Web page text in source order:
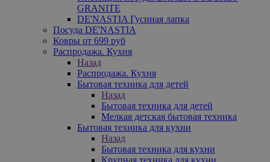
GRANITE
DE'NASTIA Гусиная лапка
Посуда DE'NASTIA
Ковры от 699 руб
Распродажа. Кухня
Назад
Распродажа. Кухня
Бытовая техника для детей
Назад
Бытовая техника для детей
Мелкая детская бытовая техника
Бытовая техника для кухни
Назад
Бытовая техника для кухни
Крупная техника для кухни